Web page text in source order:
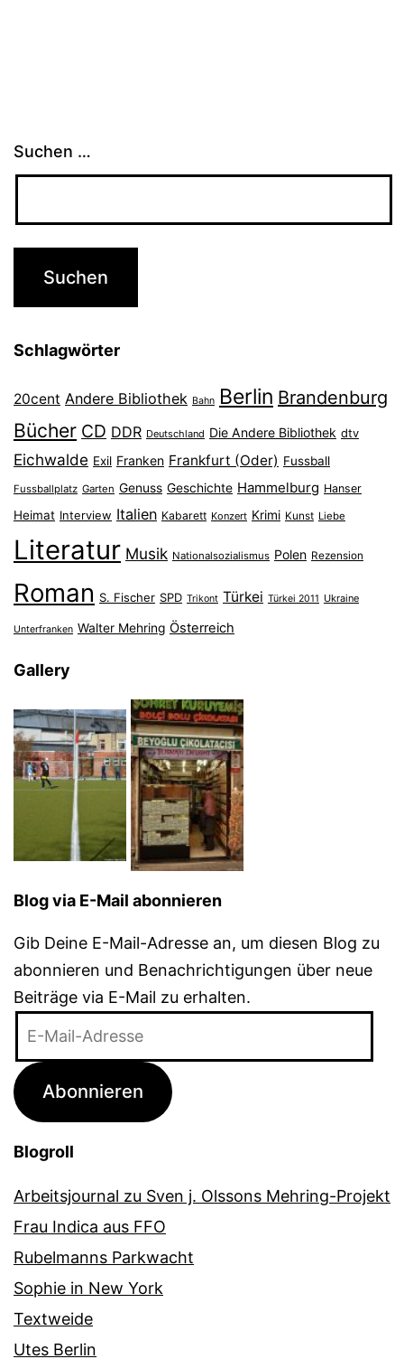
Suchen …
Schlagwörter
20cent Andere Bibliothek Bahn Berlin Brandenburg
Bücher CD DDR Deutschland Die Andere Bibliothek dtv
Eichwalde Exil Franken Frankfurt (Oder) Fussball
Fussballplatz Garten Genuss Geschichte Hammelburg Hanser
Heimat Interview Italien Kabarett Konzert Krimi Kunst Liebe
Literatur Musik Nationalsozialismus Polen Rezension
Roman S. Fischer SPD Trikont Türkei Türkei 2011 Ukraine
Unterfranken Walter Mehring Österreich
Gallery
Blog via E-Mail abonnieren
Gib Deine E-Mail-Adresse an, um diesen Blog zu
abonnieren und Benachrichtigungen über neue
Beiträge via E-Mail zu erhalten.
Adresse
Abonnieren
Blogroll
Arbeitsjournal zu Sven j. Olssons Mehring-Projekt
Frau Indica aus FFO
Rubelmanns Parkwacht
Sophie in New York
Textweide
Utes Berlin